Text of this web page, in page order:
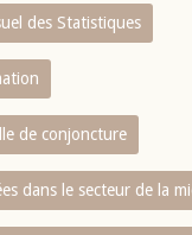
des Statistiques
de conjoncture
dans le secteur de la